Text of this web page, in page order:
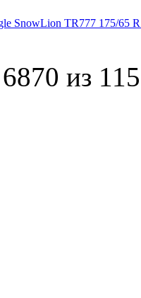
SnowLion TR777 175/65
из